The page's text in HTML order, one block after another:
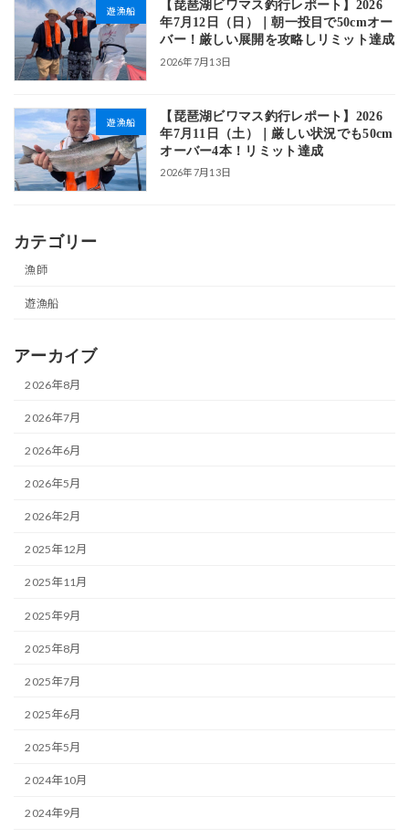
遊漁船
【琵琶湖ビワマス釣行レポート】2026
年7月12日（日）｜朝一投目で50cmオー
バー！厳しい展開を攻略しリミット達成
2026年7月13日
遊漁船
【琵琶湖ビワマス釣行レポート】2026
年7月11日（土）｜厳しい状況でも50cm
オーバー4本！リミット達成
2026年7月13日
カテゴリー
漁師
遊漁船
アーカイブ
2026年8月
2026年7月
2026年6月
2026年5月
2026年2月
2025年12月
2025年11月
2025年9月
2025年8月
2025年7月
2025年6月
2025年5月
2024年10月
2024年9月